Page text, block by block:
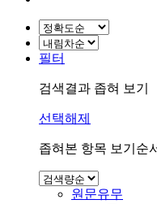
필터
검색결과 좁혀 보기
선택해제
좁혀본 항목 보기순
원문유무